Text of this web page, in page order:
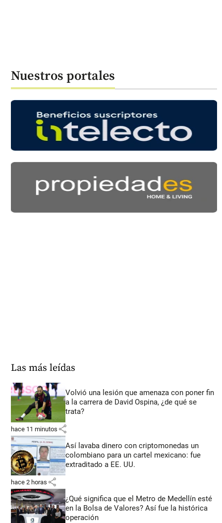
Nuestros portales
Las más leídas
Volvió una lesión que amenaza con poner fin
a la carrera de David Ospina, ¿de qué se
trata?
hace 11 minutos share
Así lavaba dinero con criptomonedas un
colombiano para un cartel mexicano: fue
extraditado a EE. UU.
hace 2 horas share
¿Qué significa que el Metro de Medellín esté
en la Bolsa de Valores? Así fue la histórica
operación